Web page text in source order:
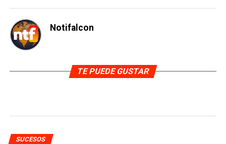
Notifalcon
TE PUEDE GUSTAR
SUCESOS